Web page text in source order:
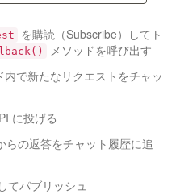
を購読（Subscribe）してト
メソッドを呼び出す
内で新たなリクエストをチャッ
に投げる
の返答をチャット履歴に追
てパブリッシュ